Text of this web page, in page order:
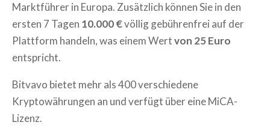
Marktführer in Europa. Zusätzlich können Sie in den
ersten 7 Tagen 10.000 €völlig gebührenfrei auf der
Plattform handeln, was einem Wertvon 25 Euro
entspricht.
Bitvavo bietet mehr als 400 verschiedene
Kryptowährungen an und verfügt über eine MiCA-
Lizenz.